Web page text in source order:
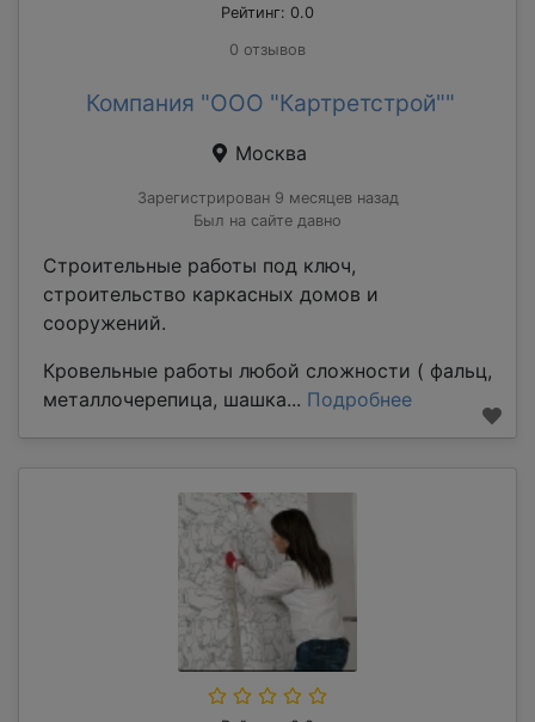
Рейтинг: 0.0
0 отзывов
Компания "ООО "Картретстрой""
Москва
Зарегистрирован 9 месяцев назад
Был на сайте давно
Строительные работы под ключ,
строительство каркасных домов и
сооружений.
Кровельные работы любой сложности ( фальц,
металлочерепица, шашка... Подробнее